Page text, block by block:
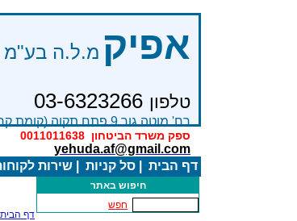
אפיק מ.ל.ה בע"מ
טלפון 03-6323266
רח' מוטה גור 9 פתח תקוה (קומת קרקע, מאחורי בניין Bׂ )
ספק משרד הביטחון 0011011638
yehuda.af@gmail.com
דף הבית סל קניות שירות
חיפוש באתר
חפש
דף הבית